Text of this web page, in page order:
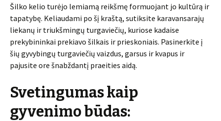
Šilko kelio turėjo lemiamą reikšmę formuojant jo kultūrą ir
tapatybę. Keliaudami po šį kraštą, sutiksite karavansarajų
liekanų ir triukšmingų turgaviečių, kuriose kadaise
prekybininkai prekiavo šilkais ir prieskoniais. Pasinerkite į
šių gyvybingų turgaviečių vaizdus, garsus ir kvapus ir
pajusite ore šnabždantį praeities aidą.
Svetingumas kaip
gyvenimo būdas: